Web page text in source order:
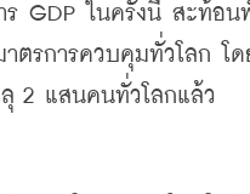
ร GDP ในครั้งนี้ สะท้อน
ตรการควบคุมทั่วโลก
โ
2 แสนคนทั่วโลกแล้ว